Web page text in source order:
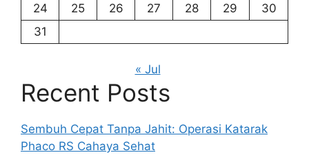
24
25 26 27 28 29
30
31
« Jul
Recent Posts
Sembuh Cepat Tanpa Jahit: Operasi Katarak
Phaco RS Cahaya Sehat